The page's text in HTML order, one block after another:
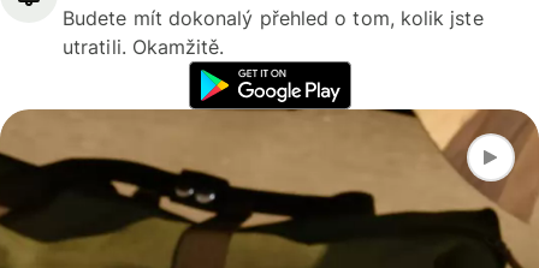
Budete mít dokonalý přehled o tom, kolik jste
utratili. Okamžitě.